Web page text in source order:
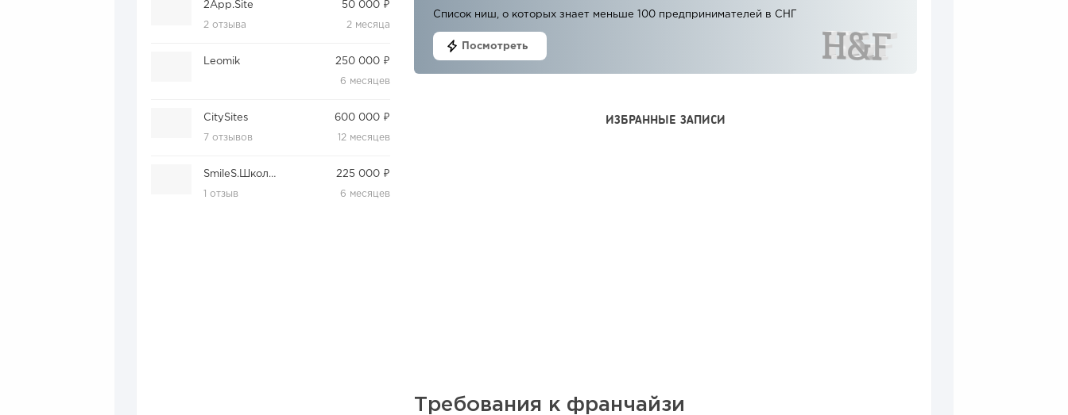
2App.Site
2 отзыва
50 000 ₽
2 месяца
Leomik 250 000 ₽
6 месяцев
CitySites
7 отзывов
600 000 ₽
12 месяцев
SmileS.Школьная карта
1 отзыв
225 000 ₽
6 месяцев
Список ниш, о которых знает меньше 100 предпринимателей в СНГ
Посмотреть
ИЗБРАННЫЕ ЗАПИСИ
Требования к франчайзи